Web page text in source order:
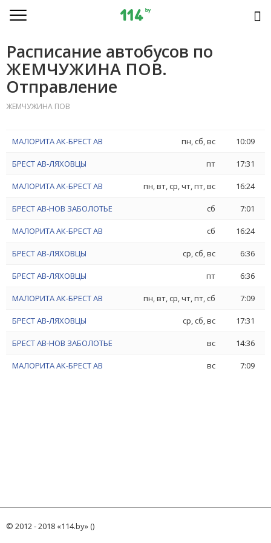
Расписание автобусов по
ЖЕМЧУЖИНА ПОВ.
Отправление
ЖЕМЧУЖИНА ПОВ
МАЛОРИТА АК-БРЕСТ АВ пн, сб, вс 10:09
БРЕСТ АВ-ЛЯХОВЦЫ пт 17:31
МАЛОРИТА АК-БРЕСТ АВ пн, вт, ср, чт, пт, вс 16:24
БРЕСТ АВ-НОВ ЗАБОЛОТЬЕ сб 7:01
МАЛОРИТА АК-БРЕСТ АВ сб 16:24
БРЕСТ АВ-ЛЯХОВЦЫ ср, сб, вс 6:36
БРЕСТ АВ-ЛЯХОВЦЫ пт 6:36
МАЛОРИТА АК-БРЕСТ АВ пн, вт, ср, чт, пт, сб 7:09
БРЕСТ АВ-ЛЯХОВЦЫ ср, сб, вс 17:31
БРЕСТ АВ-НОВ ЗАБОЛОТЬЕ вс 14:36
МАЛОРИТА АК-БРЕСТ АВ вс 7:09
© 2012 - 2018 «114.by» ()